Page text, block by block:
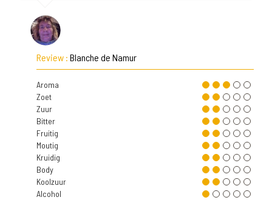
Review : Blanche de Namur
Aroma
Zoet
Zuur
Bitter
Fruitig
Moutig
Kruidig
Body
Koolzuur
Alcohol